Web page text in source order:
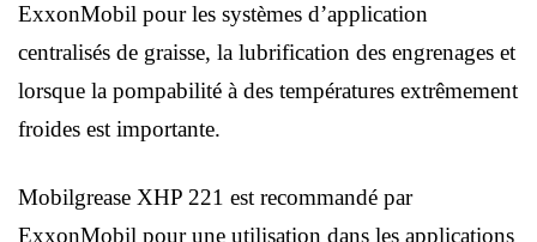
ExxonMobil pour les systèmes d’application
centralisés de graisse, la lubrification des engrenages et
lorsque la pompabilité à des températures extrêmement
froides est importante.
Mobilgrease XHP 221 est recommandé par
ExxonMobil pour une utilisation dans les applications